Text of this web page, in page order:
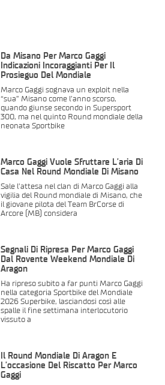
Da Misano Per Marco Gaggi
Indicazioni Incoraggianti Per Il
Prosieguo Del Mondiale
Marco Gaggi sognava un exploit nella
“sua” Misano come l’anno scorso,
quando giunse secondo in Supersport
300, ma nel quinto Round mondiale della
neonata Sportbike
Marco Gaggi Vuole Sfruttare L’aria Di
Casa Nel Round Mondiale Di Misano
Sale l’attesa nel clan di Marco Gaggi alla
vigilia del Round mondiale di Misano, che
il giovane pilota del Team BrCorse di
Arcore (MB) considera
Segnali Di Ripresa Per Marco Gaggi
Dal Rovente Weekend Mondiale Di
Aragon
Ha ripreso subito a far punti Marco Gaggi
nella categoria Sportbike del Mondiale
2026 Superbike, lasciandosi così alle
spalle il fine settimana interlocutorio
vissuto a
Il Round Mondiale Di Aragon È
L’occasione Del Riscatto Per Marco
Gaggi